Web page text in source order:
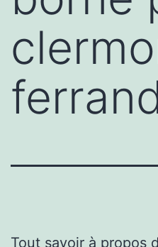
Tout savoir à propos